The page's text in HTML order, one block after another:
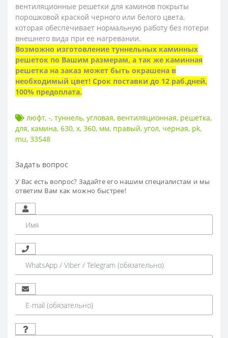
вентиляционные решетки для каминов покрыты
порошковой краской черного или белого цвета,
которая обеспечивает нормальную работу без потери
внешнего вида при ее нагревании.
Возможно изготовление туннельных каминных
решеток по Вашим размерам, а так же каминная
решетка на заказ может быть окрашена в
необходимый цвет! Срок поставки до 12 раб.дней,
100% предоплата.
люфт, -, туннель, угловая, вентиляционная, решетка,
для, камина, 630, х, 360, мм, правый, угол, черная, pk,
mu, 33548
Задать вопрос
У Вас есть вопрос? Задайте его нашим специалистам и мы
ответим Вам как можно быстрее!